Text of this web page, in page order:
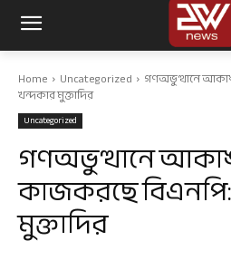
Home Uncategorized
গণঅভুত্থানে
খন্দকার মুক্তাদির
Uncategorized
গণঅভুত্থানে
কাজকরছে
মুক্তাদির